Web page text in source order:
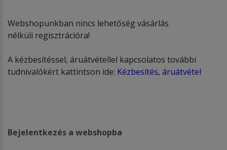
Webshopunkban nincs lehetőség vásárlás
nélküli regisztrációra!
A kézbesítéssel, áruátvétellel kapcsolatos további
tudnivalókért kattintson ide: Kézbesítés, áruátvétel
Bejelentkezés a webshopba